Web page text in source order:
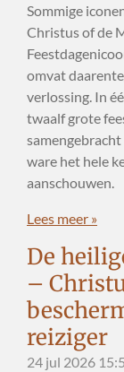
Sommige
Christus of de
omvat
verlossing. In
twaalf grote
ware het hele
aanschouwen.
Lees meer »
De
–
reiziger
24 jul 2026